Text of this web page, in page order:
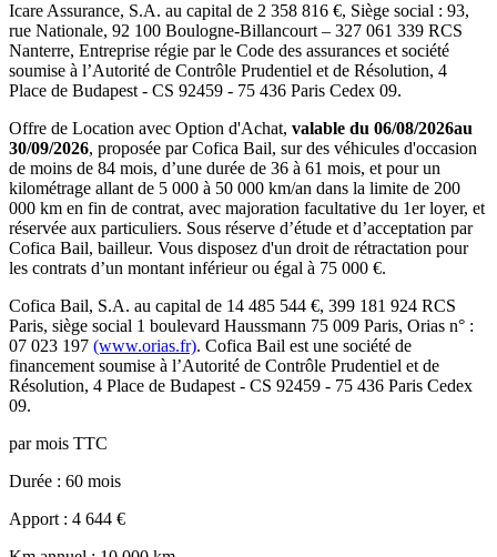
Icare Assurance, S.A. au capital de 2 358 816 €, Siège social : 93,
rue Nationale, 92 100 Boulogne-Billancourt – 327 061 339 RCS
Nanterre, Entreprise régie par le Code des assurances et société
soumise à l’Autorité de Contrôle Prudentiel et de Résolution, 4
Place de Budapest - CS 92459 - 75 436 Paris Cedex 09.
Offre de Location avec Option d'Achat, valable du 06/08/2026au
30/09/2026, proposée parCofica Bail, sur des véhicules d'occasion
de moins de 84 mois, d’une durée de 36 à 61 mois, et pour un
kilométrage allant de 5 000 à 50 000 km/an dans la limite de 200
000 km en fin de contrat, avec majoration facultative du 1er loyer, et
réservée aux particuliers. Sous réserve d’étude et d’acceptation par
Cofica Bail, bailleur. Vous disposez d'un droit de rétractation pour
les contrats d’un montant inférieur ou égal à 75 000 €.
Cofica Bail, S.A. au capital de 14 485 544 €, 399 181 924 RCS
Paris, siège social 1 boulevard Haussmann 75 009 Paris, Orias n° :
07 023 197 (www.orias.fr). Cofica Bail est une société de
financement soumise à l’Autorité de Contrôle Prudentiel et de
Résolution, 4 Place de Budapest - CS 92459 - 75 436 Paris Cedex
09.
par mois TTC
Durée : 60 mois
Apport : 4 644 €